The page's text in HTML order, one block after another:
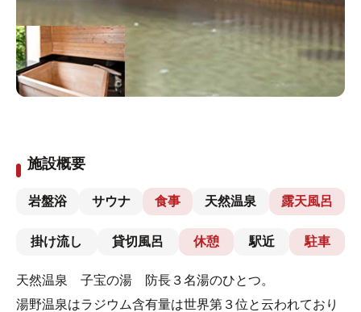
施設概要
岩盤浴 サウナ 食事 天然温泉 露天風呂
掛け流し 貸切風呂 休憩 駅近 駐車
天然温泉 子宝の湯 防長３名湯のひとつ。
湯野温泉はラジウム含有量は世界第３位と云われており